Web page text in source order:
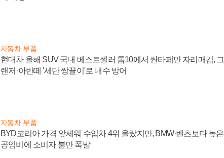
자동차·부품
현대차 올해 SUV 국내 베스트셀러 톱10에서 싼타페만 자리매김, 그
랜저·아반떼 '세단 쌍끌이'로 내수 방어
자동차·부품
BYD코리아 가격 앞세워 수입차 4위 올랐지만, BMW·벤츠보다 높은
공임비에 소비자 불만 폭발